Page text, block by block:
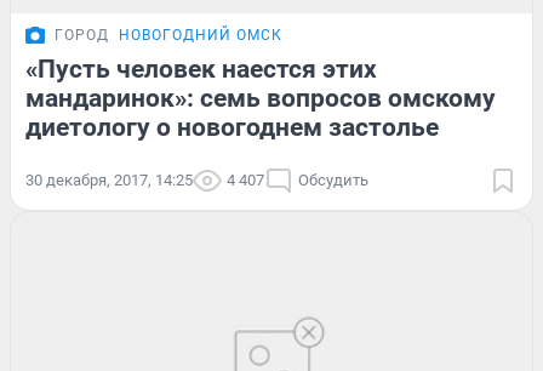
ГОРОД НОВОГОДНИЙ ОМСК
«Пусть человек наестся этих
мандаринок»: семь вопросов омскому
диетологу о новогоднем застолье
30 декабря, 2017, 14:25 4 407 Обсудить